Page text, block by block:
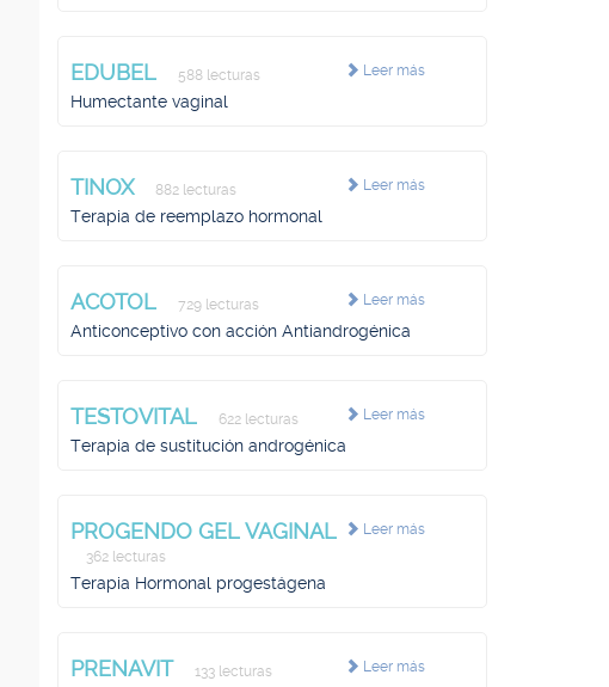
Leer más
EDUBEL 588 lecturas
Humectante vaginal
Leer más
TINOX 882 lecturas
Terapia de reemplazo hormonal
Leer más
ACOTOL 729 lecturas
Anticonceptivo con acción Antiandrogénica
Leer más
TESTOVITAL 622 lecturas
Terapia de sustitución androgénica
Leer más
PROGENDO GEL VAGINAL
362 lecturas
Terapia Hormonal progestágena
Leer más
PRENAVIT 133 lecturas